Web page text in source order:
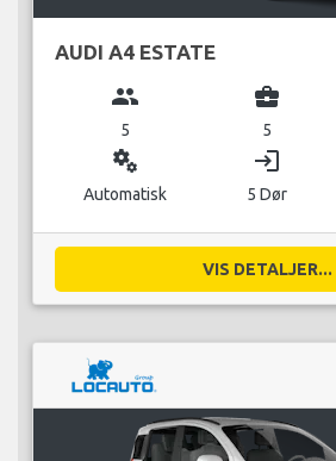
AUDI A4 ESTATE
group
5
business_center
5
miscellaneous_services
Automatisk
login
5 Dør
VIS DETALJER...